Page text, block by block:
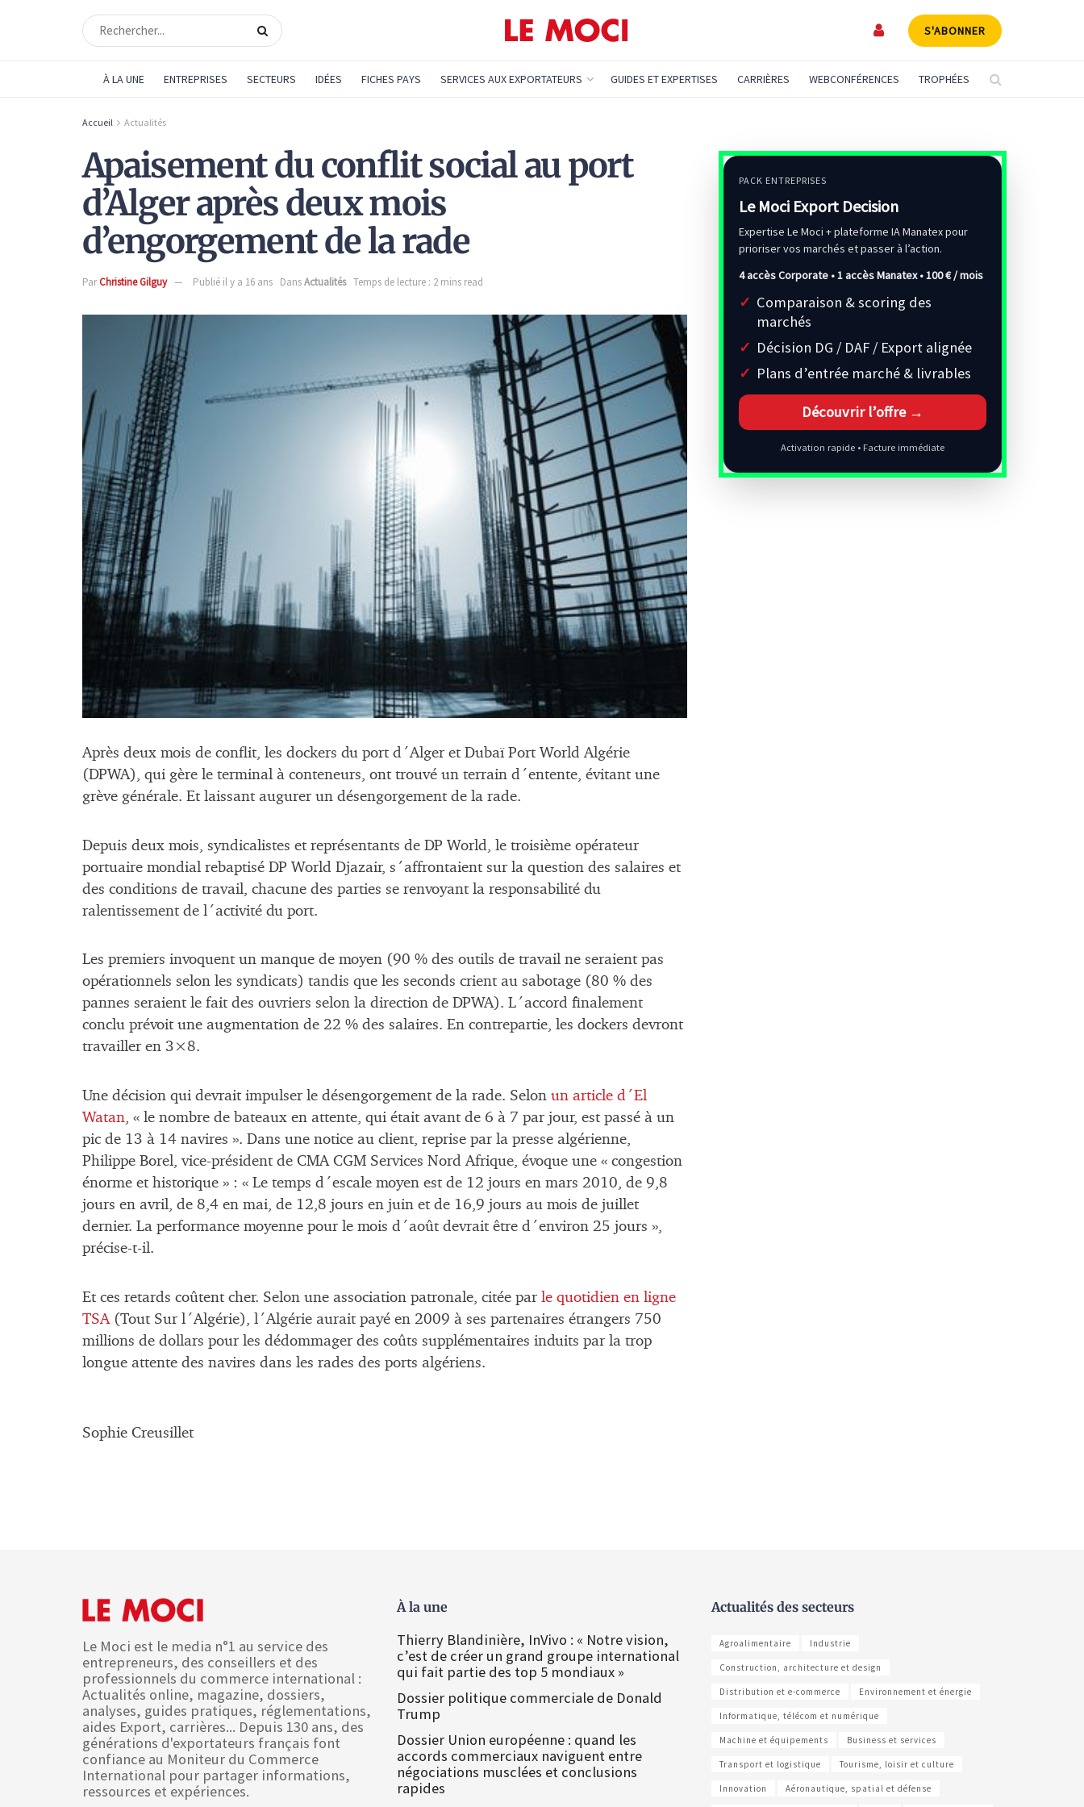
S'ABONNER
À LA UNE ENTREPRISES SECTEURS IDÉES FICHES PAYS SERVICES AUX EXPORTATEURS GUIDES ET EXPERTISES CARRIÈRES WEBCONFÉRENCES TROPHÉES
Accueil Actualités
Apaisement du conflit social au port
d’Alger après deux mois
d’engorgement de la rade
ParChristine Gilguy Publié il y a 16 ans DansActualités Temps de lecture : 2 mins read
Après deux mois de conflit, les dockers du port d´Alger et Dubaï Port World Algérie
(DPWA), qui gère le terminal à conteneurs, ont trouvé un terrain d´entente, évitant une
grève générale. Et laissant augurer un désengorgement de la rade.
Depuis deux mois, syndicalistes et représentants de DP World, le troisième opérateur
portuaire mondial rebaptisé DP World Djazair, s´affrontaient sur la question des salaires et
des conditions de travail, chacune des parties se renvoyant la responsabilité du
ralentissement de l´activité du port.
Les premiers invoquent un manque de moyen (90 % des outils de travail ne seraient pas
opérationnels selon les syndicats) tandis que les seconds crient au sabotage (80 % des
pannes seraient le fait des ouvriers selon la direction de DPWA). L´accord finalement
conclu prévoit une augmentation de 22 % des salaires. En contrepartie, les dockers devront
travailler en 3×8.
Une décision qui devrait impulser le désengorgement de la rade. Selon un article d´El
Watan, « le nombre de bateaux en attente, qui était avant de 6 à 7 par jour, est passé à un
pic de 13 à 14 navires ». Dans une notice au client, reprise par la presse algérienne,
Philippe Borel, vice-président de CMA CGM Services Nord Afrique, évoque une « congestion
énorme et historique » : « Le temps d´escale moyen est de 12 jours en mars 2010, de 9,8
jours en avril, de 8,4 en mai, de 12,8 jours en juin et de 16,9 jours au mois de juillet
dernier. La performance moyenne pour le mois d´août devrait être d´environ 25 jours »,
précise-t-il.
Et ces retards coûtent cher. Selon une association patronale, citée par le quotidien en ligne
TSA (Tout Sur l´Algérie), l´Algérie aurait payé en 2009 à ses partenaires étrangers 750
millions de dollars pour les dédommager des coûts supplémentaires induits par la trop
longue attente des navires dans les rades des ports algériens.
Sophie Creusillet
PACK ENTREPRISES
Le Moci Export Decision
Expertise Le Moci + plateforme IA Manatex pour
prioriser vos marchés et passer à l’action.
4 accès Corporate • 1 accès Manatex •100 € / mois
Comparaison & scoring des
marchés
Décision DG / DAF / Export alignée
Plans d’entrée marché & livrables
Découvrir l’offre →
Activation rapide • Facture immédiate
Le Moci est le media n°1 au service des
entrepreneurs, des conseillers et des
professionnels du commerce international :
Actualités online, magazine, dossiers,
analyses, guides pratiques, réglementations,
aides Export, carrières... Depuis 130 ans, des
générations d'exportateurs français font
confiance au Moniteur du Commerce
International pour partager informations,
ressources et expériences.
À la une
Thierry Blandinière, InVivo : « Notre vision,
c’est de créer un grand groupe international
qui fait partie des top 5 mondiaux »
Dossier politique commerciale de Donald
Trump
Dossier Union européenne : quand les
accords commerciaux naviguent entre
négociations musclées et conclusions
rapides
Actualités des secteurs
Agroalimentaire Industrie
Construction, architecture et design
Distribution et e-commerce Environnement et énergie
Informatique, télécom et numérique
Machine et équipements Business et services
Transport et logistique Tourisme, loisir et culture
Innovation Aéronautique, spatial et défense